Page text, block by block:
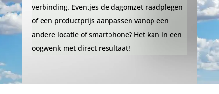
verbinding. Eventjes de dagomzet raadplegen
of een productprijs aanpassen vanop een
andere locatie of smartphone? Het kan in een
oogwenk met direct resultaat!